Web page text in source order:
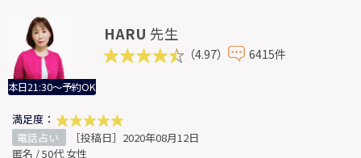
本日21:30～予約OK
HARU 先生
（4.97） 6415件
満足度：
電話占い
［投稿日］2020年08月12日
匿名 / 50代 女性